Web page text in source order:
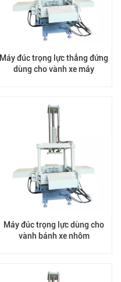
Máy đúc trọng lực thẳng đứng
dùng cho vành xe máy
Máy đúc trọng lực dùng cho
vành bánh xe nhôm